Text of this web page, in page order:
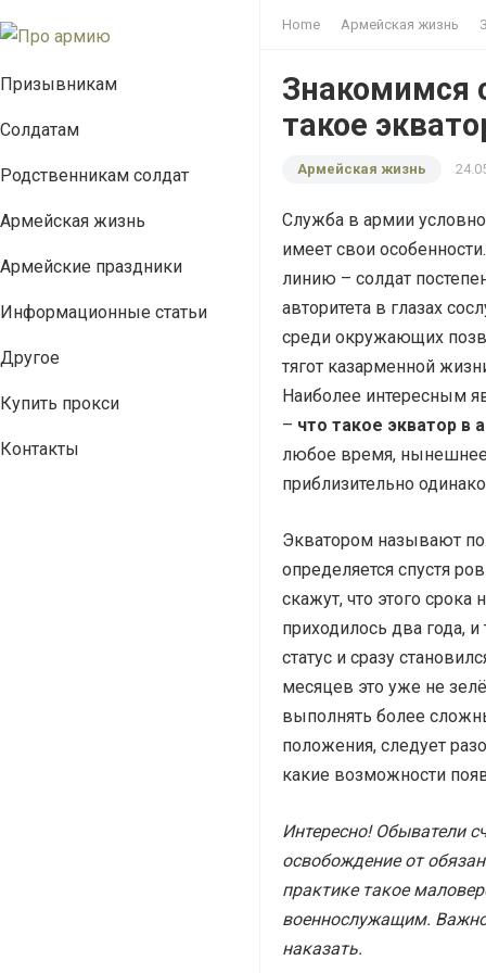
Призывникам
Солдатам
Родственникам солдат
Армейская жизнь
Армейские праздники
Информационные статьи
Другое
Купить прокси
Контакты
Home Армейская жизнь
Знакомимся
такое
Армейская жизнь
Служба в армии
имеет свои
линию – солдат
авторитета в глазах
среди окружающих
тягот казарменной
Наиболее интересным
– что такое экватор в
любое время, нынешнее
приблизительно
Экватором называют
определяется спустя
скажут, что этого
приходилось два года, и
статус и сразу
месяцев это уже не
выполнять более
положения, следует
какие возможности
Интересно! Обыватели
освобождение от
практике такое
военнослужащим.
наказать.